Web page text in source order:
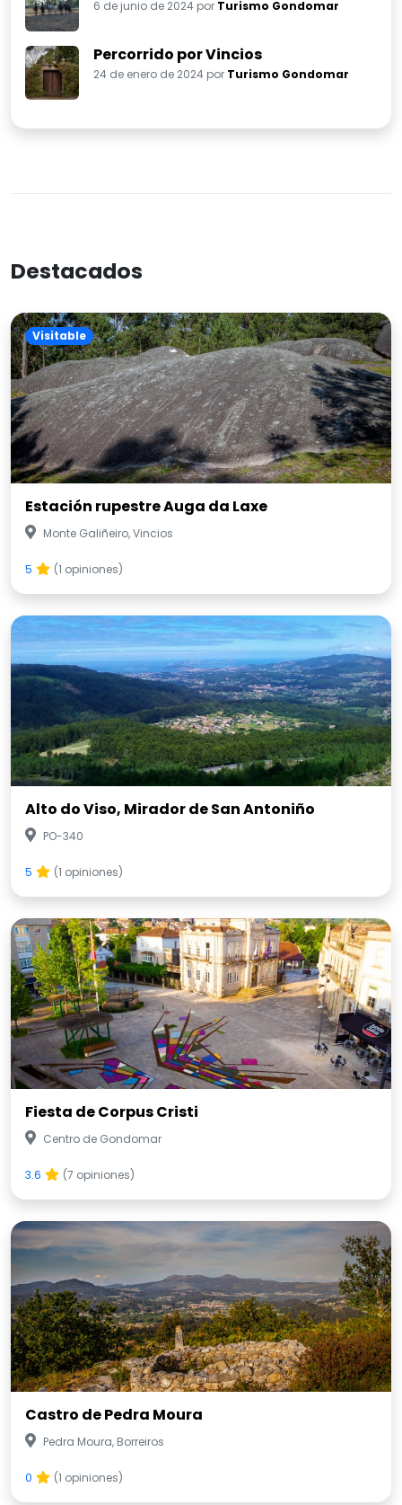
6 de junio de 2024 por Turismo Gondomar
Percorrido por Vincios
24 de enero de 2024 por Turismo Gondomar
Destacados
Visitable
Estación rupestre Auga da Laxe
Monte Galiñeiro, Vincios
5 (1 opiniones)
Alto do Viso, Mirador de San Antoniño
PO-340
5 (1 opiniones)
Fiesta de Corpus Cristi
Centro de Gondomar
3.6 (7 opiniones)
Castro de Pedra Moura
Pedra Moura, Borreiros
0 (1 opiniones)